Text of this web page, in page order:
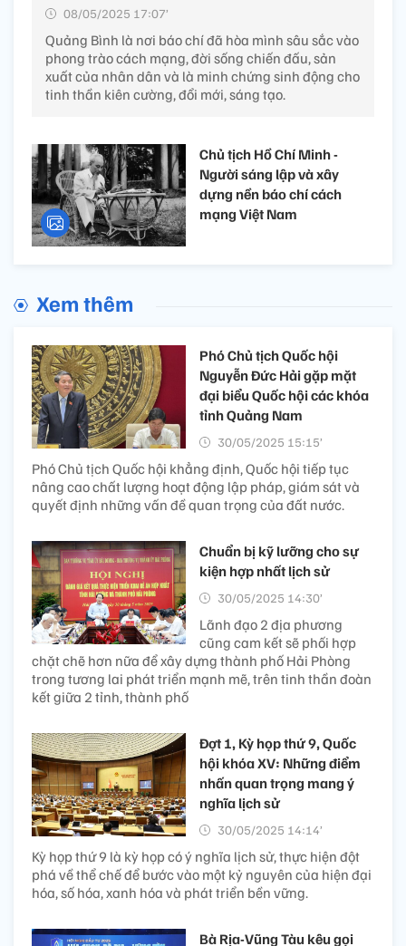
08/05/2025 17:07’
Quảng Bình là nơi báo chí đã hòa mình sâu sắc vào
phong trào cách mạng, đời sống chiến đấu, sản
xuất của nhân dân và là minh chứng sinh động cho
tinh thần kiên cường, đổi mới, sáng tạo.
Chủ tịch Hồ Chí Minh -
Người sáng lập và xây
dựng nền báo chí cách
mạng Việt Nam
Xem thêm
Phó Chủ tịch Quốc hội
Nguyễn Đức Hải gặp mặt
đại biểu Quốc hội các khóa
tỉnh Quảng Nam
30/05/2025 15:15’
Phó Chủ tịch Quốc hội khẳng định, Quốc hội tiếp tục
nâng cao chất lượng hoạt động lập pháp, giám sát và
quyết định những vấn đề quan trọng của đất nước.
Chuẩn bị kỹ lưỡng cho sự
kiện hợp nhất lịch sử
30/05/2025 14:30’
Lãnh đạo 2 địa phương
cũng cam kết sẽ phối hợp
chặt chẽ hơn nữa để xây dựng thành phố Hải Phòng
trong tương lai phát triển mạnh mẽ, trên tinh thần đoàn
kết giữa 2 tỉnh, thành phố
Đợt 1, Kỳ họp thứ 9, Quốc
hội khóa XV: Những điểm
nhấn quan trọng mang ý
nghĩa lịch sử
30/05/2025 14:14’
Kỳ họp thứ 9 là kỳ họp có ý nghĩa lịch sử, thực hiện đột
phá về thể chế để bước vào một kỷ nguyên của hiện đại
hóa, số hóa, xanh hóa và phát triển bền vững.
Bà Rịa-Vũng Tàu kêu gọi